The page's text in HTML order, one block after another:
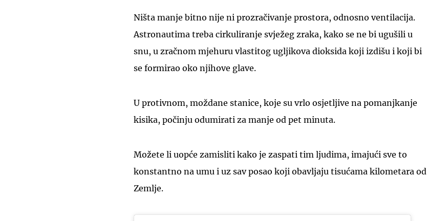
Ništa manje bitno nije ni prozračivanje prostora, odnosno ventilacija.
Astronautima treba cirkuliranje svježeg zraka, kako se ne bi ugušili u
snu, u zračnom mjehuru vlastitog ugljikova dioksida koji izdišu i koji bi
se formirao oko njihove glave.
U protivnom, moždane stanice, koje su vrlo osjetljive na pomanjkanje
kisika, počinju odumirati za manje od pet minuta.
Možete li uopće zamisliti kako je zaspati tim ljudima, imajući sve to
konstantno na umu i uz sav posao koji obavljaju tisućama kilometara od
Zemlje.